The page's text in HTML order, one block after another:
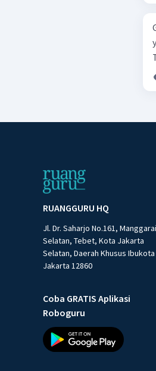
RUANGGURU HQ
Jl. Dr. Saharjo No.161, Manggarai
Selatan, Tebet, Kota Jakarta
Selatan, Daerah Khusus Ibukota
Jakarta 12860
Coba GRATIS Aplikasi
Roboguru